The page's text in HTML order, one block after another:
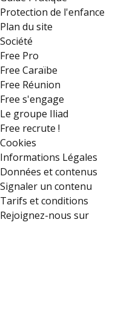
Protection de l'enfance
Plan du site
Société
Free Pro
Free Caraïbe
Free Réunion
Free s'engage
Le groupe Iliad
Free recrute !
Cookies
Informations Légales
Données et contenus
Signaler un contenu
Tarifs et conditions
Rejoignez-nous sur